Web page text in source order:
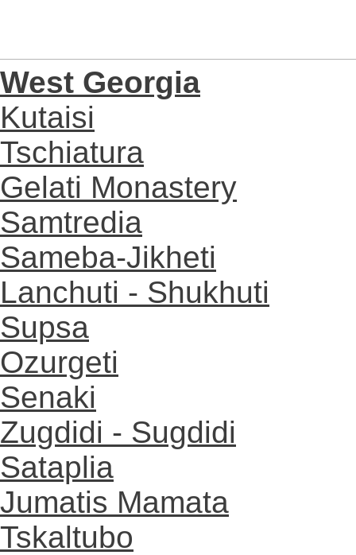
West Georgia
Kutaisi
Tschiatura
Gelati Monastery
Samtredia
Sameba-Jikheti
Lanchuti - Shukhuti
Supsa
Ozurgeti
Senaki
Zugdidi - Sugdidi
Sataplia
Jumatis Mamata
Tskaltubo